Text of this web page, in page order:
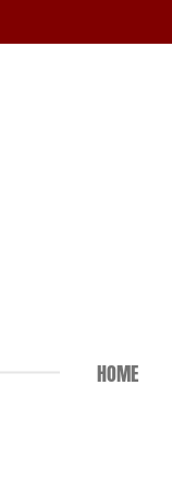
HOME